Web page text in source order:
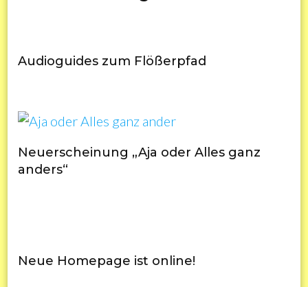
Audioguides zum Flößerpfad
Neuerscheinung „Aja oder Alles ganz
anders“
Neue Homepage ist online!